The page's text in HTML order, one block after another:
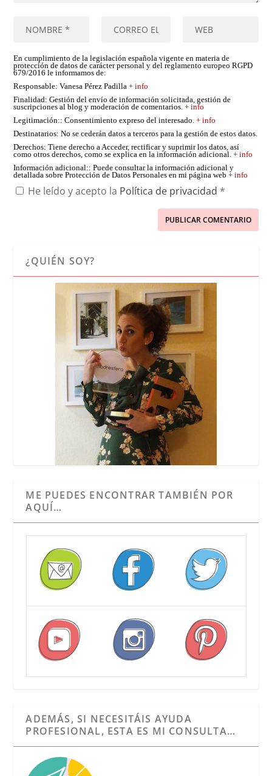
En cumplimiento de la legislación española vigente en materia de
protección de datos de carácter personal y del reglamento europeo RGPD
679/2016 le informamos de:
Responsable: Vanesa Pérez Padilla+ info
Finalidad: Gestión del envío de información solicitada, gestión de
suscripciones al blog y moderación de comentarios.+ info
Legitimación:: Consentimiento expreso del interesado.+ info
Destinatarios: No se cederán datos a terceros para la gestión de estos datos.
Derechos: Tiene derecho a Acceder, rectificar y suprimir los datos, así
como otros derechos, como se explica en la información adicional.+ info
Información adicional:: Puede consultar la información adicional y
detallada sobre Protección de Datos Personales en mi página web+ info
He leído y acepto la Política de privacidad *
¿QUIÉN SOY?
ME PUEDES ENCONTRAR TAMBIÉN POR
AQUÍ…
ADEMÁS, SI NECESITÁIS AYUDA
PROFESIONAL, ESTA ES MI CONSULTA…